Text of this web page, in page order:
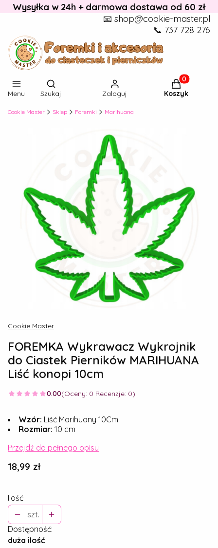
Wysyłka w 24h + darmowa dostawa od 60 zł
📧 shop@cookie-master.pl
📞 737 728 276
Menu
Otwórz wyszukiwarkę
Szukaj Zaloguj
Produkty w
Koszyk
Cookie Master Sklep Foremki Marihuana
Cookie Master
FOREMKA Wykrawacz Wykrojnik
do Ciastek Pierników MARIHUANA
Liść konopi 10cm
0.00(Oceny: 0 Recenzje: 0)
Wzór: Liść Marihuany 10Cm
Rozmiar: 10 cm
Przejdź do pełnego opisu
Cena
18,99 zł
Ilość
szt.
Dostępność:
duża ilość